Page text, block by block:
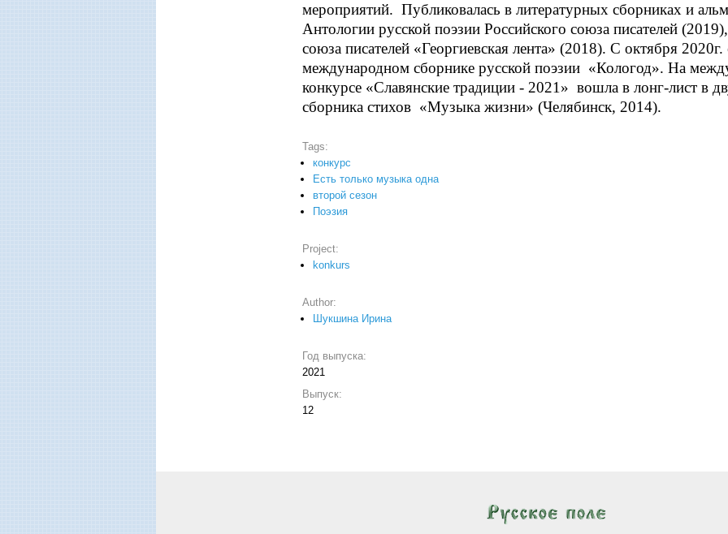
мероприятий. Публиковалась в литературных сборниках и
Антологии русской поэзии Российского союза писателей
союза писателей «Георгиевская лента» (2018). С октября 2020г.
международном сборнике русской поэзии «Кологод». На
конкурсе «Славянские традиции - 2021» вошла в лонг-лист в
сборника стихов «Музыка жизни» (Челябинск, 2014).
Tags:
конкурс
Есть только музыка одна
второй сезон
Поэзия
Project:
konkurs
Author:
Шукшина Ирина
Год выпуска:
2021
Выпуск:
12